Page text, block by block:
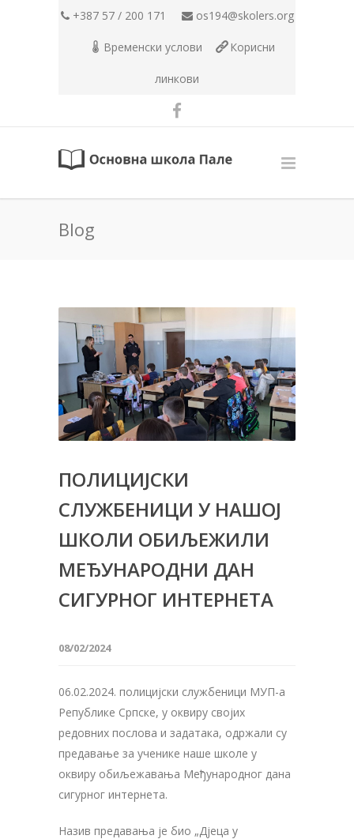
+387 57 / 200 171 os194@skolers.org
Временски услови Корисни
линкови
Blog
ПОЛИЦИЈСКИ
СЛУЖБЕНИЦИ У НАШОЈ
ШКОЛИ ОБИЉЕЖИЛИ
МЕЂУНАРОДНИ ДАН
СИГУРНОГ ИНТЕРНЕТА
08/02/2024
06.02.2024. полицијски службеници МУП-а
Републике Српске, у оквиру својих
редовних послова и задатака, одржали су
предавање за ученике наше школе у
оквиру обиљежавања Међународног дана
сигурног интернета.
Назив предавања је био „Дјеца у